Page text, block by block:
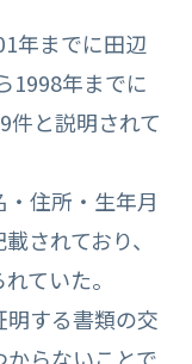
年までに田辺
1998年までに
件と説明されて
住所・生年月
されており、
ていた。
する書類の交